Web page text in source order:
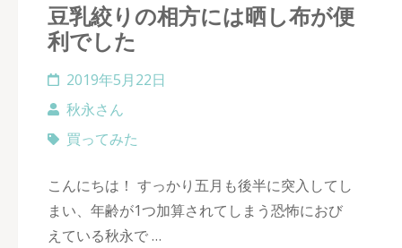
豆乳絞りの相方には晒し布が便
利でした
2019年5月22日
秋永さん
買ってみた
こんにちは！ すっかり五月も後半に突入してし
まい、年齢が1つ加算されてしまう恐怖におび
えている秋永で …